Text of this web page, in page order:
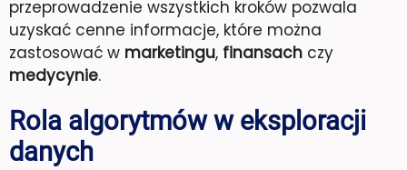
przeprowadzenie wszystkich kroków pozwala
uzyskać cenne informacje, które można
zastosować w marketingu, finansach czy
medycynie.
Rola algorytmów w eksploracji
danych